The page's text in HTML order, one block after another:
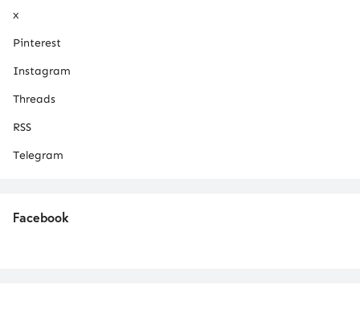
x
Pinterest
Instagram
Threads
RSS
Telegram
Facebook